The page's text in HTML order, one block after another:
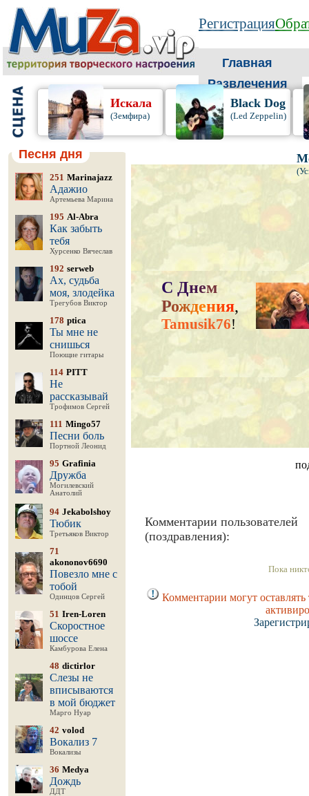
Регистрация
Главная
Развлечения
Искала
(Земфира)
Black Dog
(Led Zeppelin)
Песня дня
251 Marinajazz
Адажио
Артемьева Марина
195 Al-Abra
Как забыть
тебя
Хурсенко Вячеслав
192 serweb
Ах, судьба
моя, злодейка
Трегубов Виктор
178 ptica
Ты мне не
снишься
Поющие гитары
114 PITT
Не
рассказывай
Трофимов Сергей
111 Mingo57
Песни боль
Портной Леонид
95 Grafinia
Дружба
Могилевский
Анатолий
94 Jekabolshoy
Тюбик
Третьяков Виктор
71
akononov6690
Повезло мне с
тобой
Одинцов Сергей
51 Iren-Loren
Скоростное
шоссе
Камбурова Елена
48 dictirlor
Слезы не
вписываются
в мой бюджет
Марго Нуар
42 volod
Вокализ 7
Вокализы
36 Medya
Дождь
ДДТ
С Днем
Рождения,
Tamusik76!
Комментарии пользователей
(поздравления):
Пока
Комментарии могут оставлять